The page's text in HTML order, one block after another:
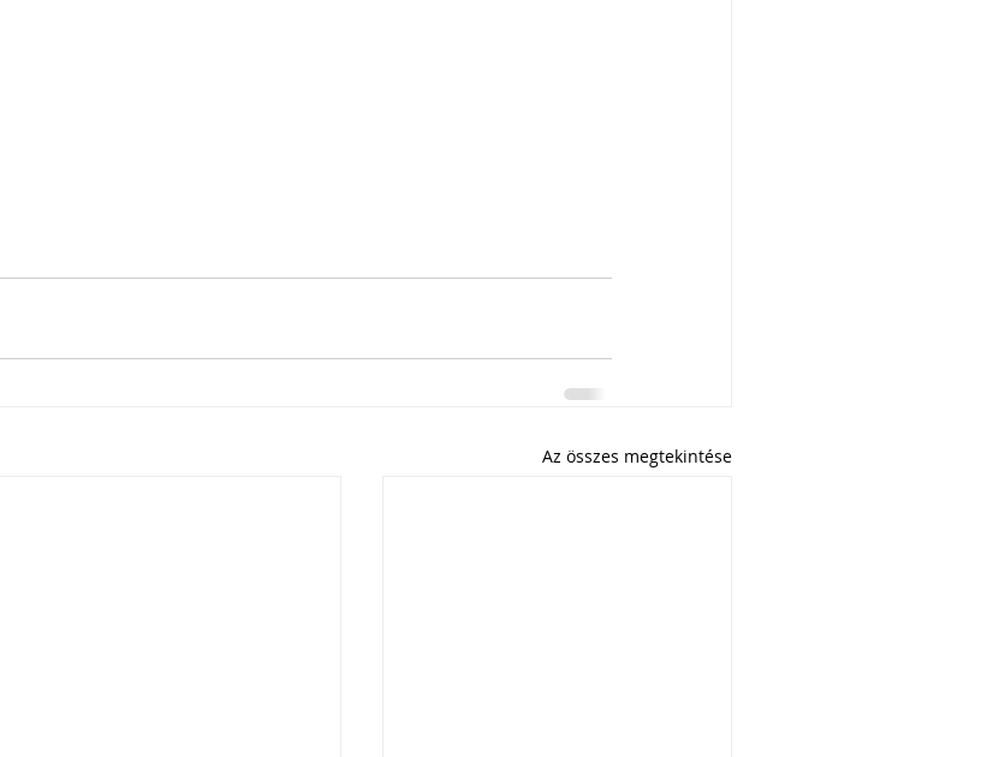
Az összes megtekintése